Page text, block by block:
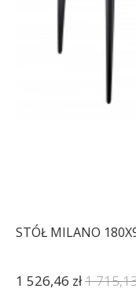
891,20 zł 1 100,24 zł
STÓŁ MILANO
1 526,46 zł1